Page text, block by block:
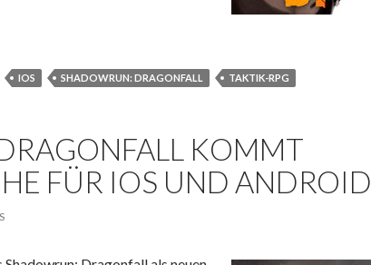
iOS und Android zu haben
IOS SHADOWRUN: DRAGONFALL TAKTIK-RPG
KOMMT
FÜR IOS UND ANDROID